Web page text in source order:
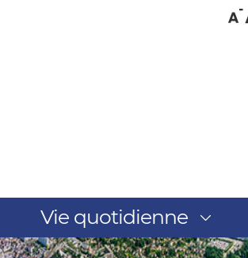
Vie quotidienne